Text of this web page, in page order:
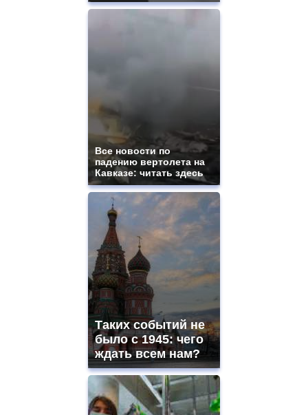
Все новости по
падению вертолета на
Кавказе: читать здесь
Таких событий не
было с 1945: чего
ждать всем нам?